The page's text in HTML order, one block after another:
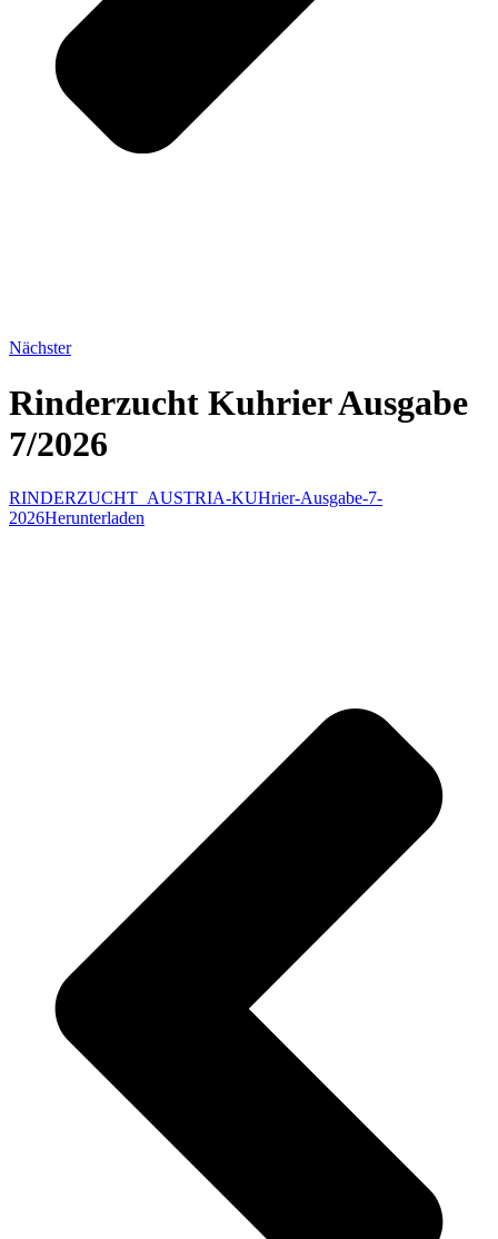
Nächster
Rinderzucht Kuhrier Ausgabe
7/2026
RINDERZUCHT_AUSTRIA-KUHrier-Ausgabe-7-
2026Herunterladen